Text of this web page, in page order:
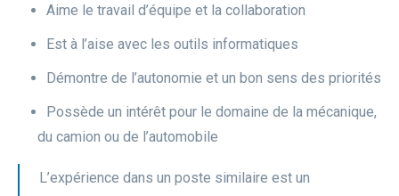
Aime le travail d’équipe et la collaboration
Est à l’aise avec les outils informatiques
Démontre de l’autonomie et un bon sens des priorités
Possède un intérêt pour le domaine de la mécanique,
du camion ou de l’automobile
L’expérience dans un poste similaire est un